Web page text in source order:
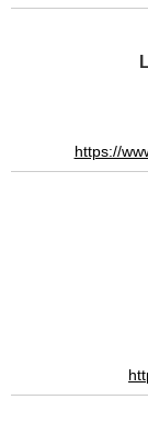
https://